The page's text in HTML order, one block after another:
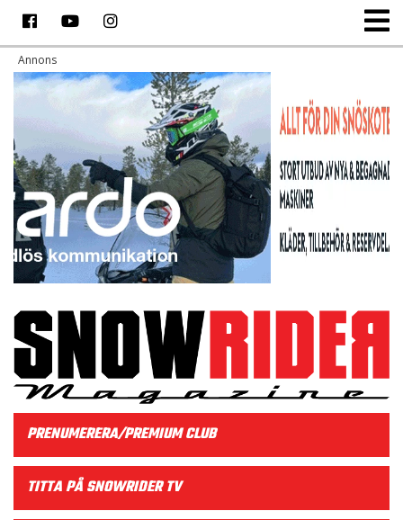
PRENUMERERA/PREMIUM CLUB
TITTA PÅ SNOWRIDER TV